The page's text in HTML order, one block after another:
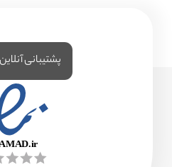
پشتیبانی آنلاین